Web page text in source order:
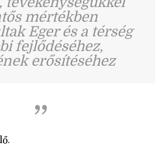
mértékben
Eger és a térség
fejlődéséhez,
erősítéséhez